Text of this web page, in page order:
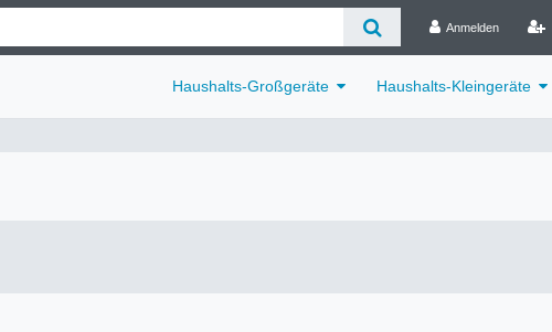
Anmelden
Haushalts-Großgeräte Haushalts-Kleingeräte